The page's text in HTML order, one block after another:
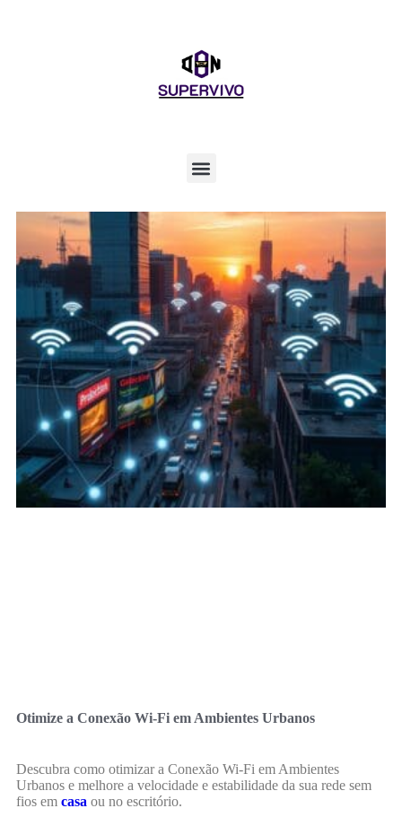
Otimize a Conexão Wi-Fi em Ambientes Urbanos
Descubra como otimizar a Conexão Wi-Fi em Ambientes
Urbanos e melhore a velocidade e estabilidade da sua rede sem
fios em casa ou no escritório.